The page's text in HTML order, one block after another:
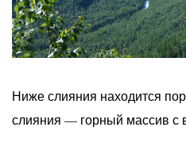
Ниже слияния находится
слияния — горный массив с